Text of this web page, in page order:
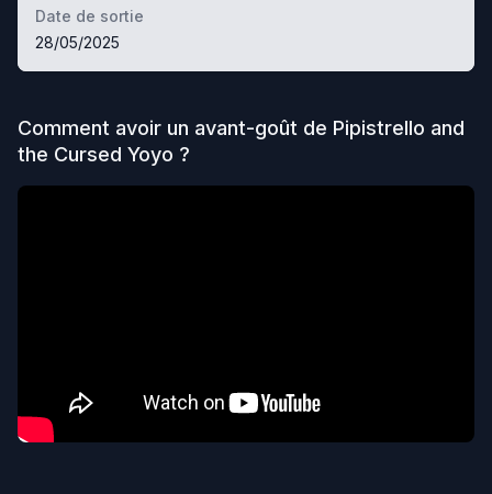
Date de sortie
28/05/2025
Comment avoir un avant-goût de Pipistrello and
the Cursed Yoyo ?